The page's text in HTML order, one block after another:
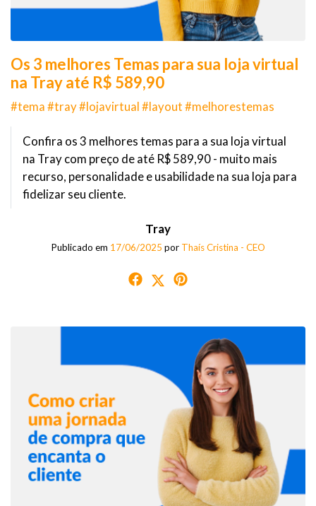
Os 3 melhores Temas para sua loja virtual
na Tray até R$ 589,90
#tema #tray #lojavirtual #layout #melhorestemas
Confira os 3 melhores temas para a sua loja virtual
na Tray com preço de até R$ 589,90 - muito mais
recurso, personalidade e usabilidade na sua loja para
fidelizar seu cliente.
Tray
Publicado em 17/06/2025 por Thaís Cristina - CEO